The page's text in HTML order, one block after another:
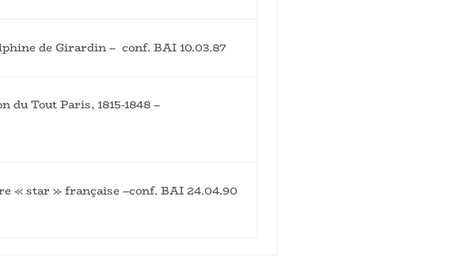
de Girardin – conf. BAI 10.03.87
du Tout Paris, 1815-1848 –
« star » française –conf. BAI 24.04.90